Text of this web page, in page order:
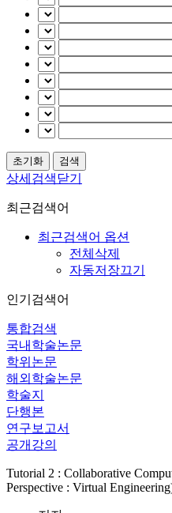
상세검색닫기
최근검색어
최근검색어 옵션
전체삭제
자동저장끄기
인기검색어
통합검색
국내학술논문
학위논문
해외학술논문
학술지
단행본
연구보고서
공개강의
Tutorial 2 : Collaborative
Perspective : Virtual